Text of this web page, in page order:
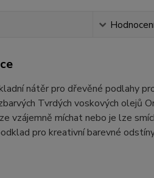
nátěr pro dřevěné podlahy
Tvrdých voskových olejů
vzájemně míchat nebo je lze
pro kreativní barevné